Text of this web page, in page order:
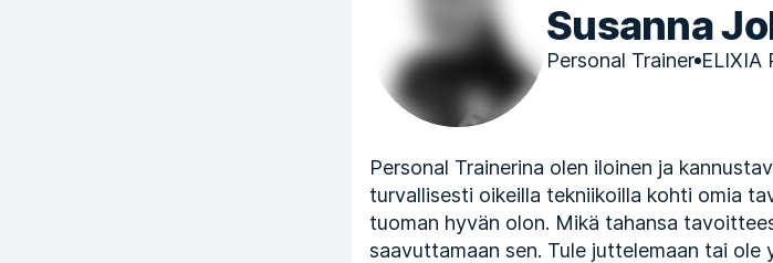
Susanna
Personal Trainer ELIXIA
Personal Trainerina olen iloinen ja
turvallisesti oikeilla tekniikoilla kohti omia
tuoman hyvän olon. Mikä tahansa
saavuttamaan sen. Tule juttelemaan tai